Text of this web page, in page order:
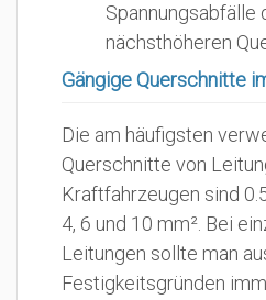
Spannungsabfälle
nächsthöheren
Gängige Querschnitte
Die am häufigsten
Querschnitte von
Kraftfahrzeugen sind
4, 6 und 10 mm². Bei
Leitungen sollte man
Festigkeitsgründen